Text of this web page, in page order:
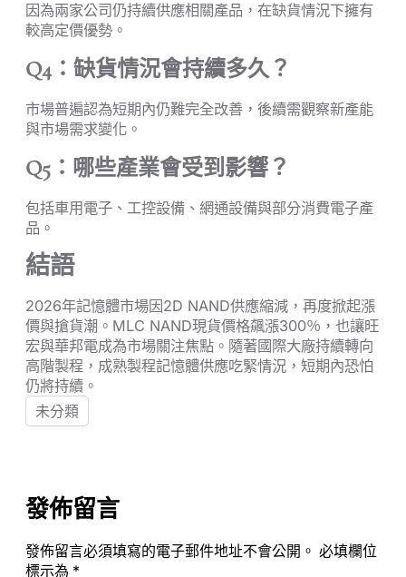
因為兩家公司仍持續供應相關產品，在缺貨情況下擁有
較高定價優勢。
Q4：缺貨情況會持續多久？
市場普遍認為短期內仍難完全改善，後續需觀察新產能
與市場需求變化。
Q5：哪些產業會受到影響？
包括車用電子、工控設備、網通設備與部分消費電子產
品。
結語
2026年記憶體市場因2D NAND供應縮減，再度掀起漲
價與搶貨潮。MLC NAND現貨價格飆漲300％，也讓旺
宏與華邦電成為市場關注焦點。隨著國際大廠持續轉向
高階製程，成熟製程記憶體供應吃緊情況，短期內恐怕
仍將持續。
未分類
發佈留言
發佈留言必須填寫的電子郵件地址不會公開。 必填欄位
標示為 *